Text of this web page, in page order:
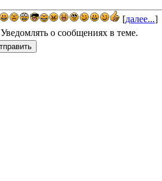
[далее...]
Уведомлять о сообщениях в теме.